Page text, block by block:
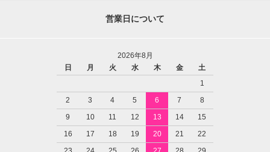
営業日について
2026年8月
日
月 火 水 木 金
土
1
2
3 4 5 6 7
8
9
10 11 12 13 14
15
16
17 18 19 20 21
22